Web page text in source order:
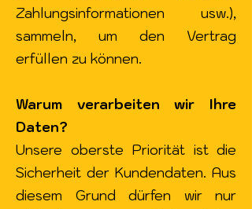
Zahlungsinformationen usw.),
sammeln, um den Vertrag
erfüllen zu können.
Warum verarbeiten wir Ihre
Daten?
Unsere oberste Priorität ist die
Sicherheit der Kundendaten. Aus
diesem Grund dürfen wir nur